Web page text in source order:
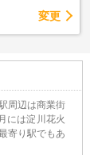
変更
周辺は商業街
には淀川花火
寄り駅でもあ